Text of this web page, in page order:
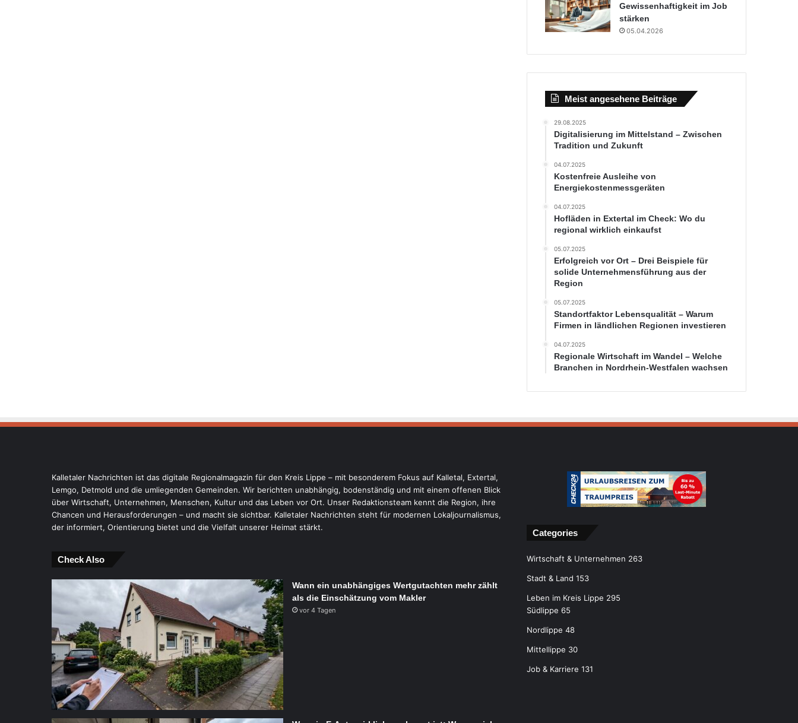
Gewissenhaftigkeit im Job
stärken
05.04.2026
Meist angesehene Beiträge
29.08.2025
Digitalisierung im Mittelstand – Zwischen
Tradition und Zukunft
04.07.2025
Kostenfreie Ausleihe von
Energiekostenmessgeräten
04.07.2025
Hofläden in Extertal im Check: Wo du
regional wirklich einkaufst
05.07.2025
Erfolgreich vor Ort – Drei Beispiele für
solide Unternehmensführung aus der
Region
05.07.2025
Standortfaktor Lebensqualität – Warum
Firmen in ländlichen Regionen investieren
04.07.2025
Regionale Wirtschaft im Wandel – Welche
Branchen in Nordrhein-Westfalen wachsen
Kalletaler Nachrichten ist das digitale Regionalmagazin für den Kreis Lippe – mit besonderem Fokus auf Kalletal, Extertal,
Lemgo, Detmold und die umliegenden Gemeinden. Wir berichten unabhängig, bodenständig und mit einem offenen Blick
über Wirtschaft, Unternehmen, Menschen, Kultur und das Leben vor Ort. Unser Redaktionsteam kennt die Region, ihre
Chancen und Herausforderungen – und macht sie sichtbar. Kalletaler Nachrichten steht für modernen Lokaljournalismus,
der informiert, Orientierung bietet und die Vielfalt unserer Heimat stärkt.
Check Also
Wann ein unabhängiges Wertgutachten mehr zählt
als die Einschätzung vom Makler
vor 4 Tagen
Categories
Wirtschaft & Unternehmen 263
Stadt & Land 153
Leben im Kreis Lippe 295
Südlippe 65
Nordlippe 48
Mittellippe 30
Job & Karriere 131